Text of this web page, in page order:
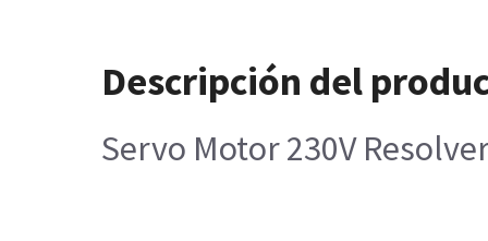
Descripción del
Servo Motor 230V